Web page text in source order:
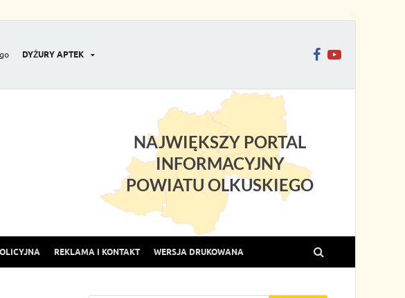
DYŻURY APTEK
NAJWIĘKSZY PORTAL
INFORMACYJNY
POWIATU OLKUSKIEGO
REKLAMA I KONTAKT WERSJA DRUKOWANA